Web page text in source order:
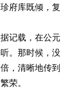
珍府库既倾，
据记载，在公
听。那时候，
倍，清晰地传
繁荣。